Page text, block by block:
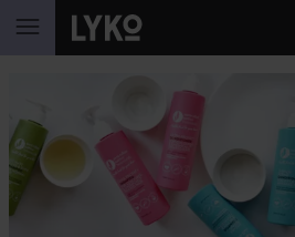
GÅ TIL INNHOLD